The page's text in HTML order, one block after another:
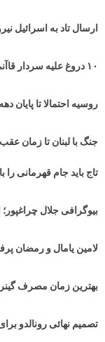
ارسال تاد به اسرائیل
۱۰ دروغ علیه سردار قاآنی و خانواده اش
روسیه احتمالا تا پایان
جنگ با لبنان تا زمان
تاج باید جام قهرمانی را
بیوگرافی جلال چراغپور؛
لامین یامال و رمضان
بهترین زمان مصرف
تصمیم نهائی رونالدو